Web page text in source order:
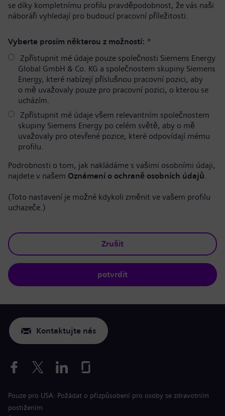
se díky kompletnímu profilu pravděpodobnost, že vás naši
náboráři vyhledají pro budoucí pracovní příležitosti.
Vyberte prosím některou z možností: *
Zpřístupnit mé údaje pouze společnosti Siemens Energy
Global GmbH & Co. KG a společnostem skupiny Siemens
Energy, které nabízejí příslušnou pracovní pozici, aby
o mě uvažovaly pouze pro pracovní pozici, o kterou se
ucházím.
Zpřístupnit mé údaje všem relevantním společnostem
skupiny Siemens Energy po celém světě, aby o mě
uvažovaly pro otevřené pozice, které odpovídají mému
profilu.
Podrobnosti o tom, jak nakládáme s vašimi osobními údaji,
najdete v našem Oznámení o ochraně osobních údajů.
(Toto nastavení je možné kdykoli změnit ve vašem profilu
uchazeče.)
Zrušit
potvrdit
Kontaktujte nás
Pouze pro USA: Požádat o přizpůsobení pro osoby se zdravotním
postižením